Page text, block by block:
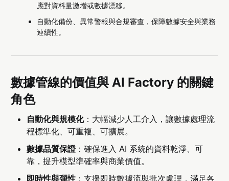
應對資料量激增或數據漂移。
自動化備份、異常警報與合規審查，保障數據安全與業務
連續性。
數據管線的價值與 AI Factory 的關鍵
角色
自動化與規模化：大幅減少人工介入，讓數據處理流
程標準化、可重複、可擴展。
數據品質保證：確保進入 AI 系統的資料乾淨、可
靠，提升模型準確率與商業價值。
即時性與彈性 ：支援即時數據流與批次處理，滿足各